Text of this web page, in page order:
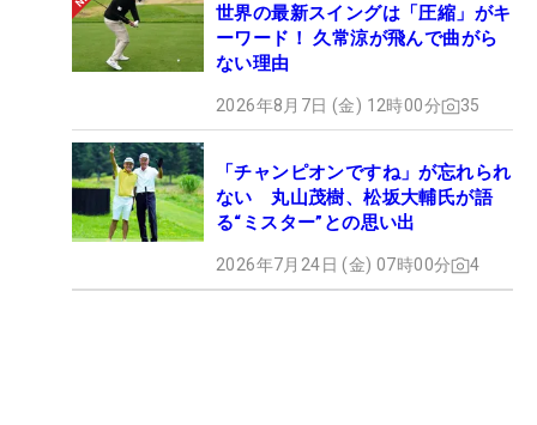
世界の最新スイングは「圧縮」がキ
ーワード！ 久常涼が飛んで曲がら
ない理由
2026年8月7日 (金) 12時00分 35
「チャンピオンですね」が忘れられ
ない 丸山茂樹、松坂大輔氏が語
る“ミスター”との思い出
2026年7月24日 (金) 07時00分 4